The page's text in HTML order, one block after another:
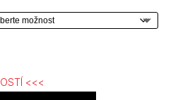
<<<